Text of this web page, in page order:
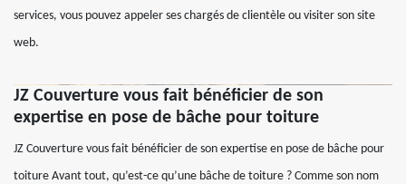
services, vous pouvez appeler ses chargés de clientèle ou visiter son site
web.
JZ Couverture vous fait bénéficier de son
expertise en pose de bâche pour toiture
JZ Couverture vous fait bénéficier de son expertise en pose de bâche pour
toiture Avant tout, qu’est-ce qu’une bâche de toiture ? Comme son nom